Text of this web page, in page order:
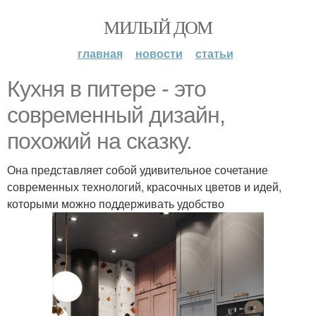
МИЛЫЙ ДОМ
главная новости статьи
Кухня в питере - это
современный дизайн,
похожий на сказку.
Она представляет собой удивительное сочетание
современных технологий, красочных цветов и идей,
которыми можно поддерживать удобство